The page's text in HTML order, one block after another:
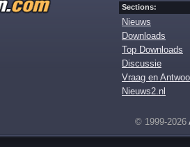
Sections:
Nieuws
Downloads
Top Downloads
Discussie
Vraag en
Nieuws2.nl
© 1999-2026